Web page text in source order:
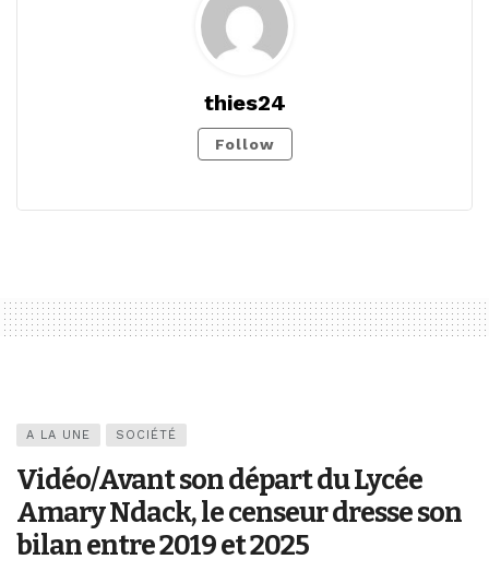
thies24
Follow
A LA UNE SOCIÉTÉ
Vidéo/Avant son départ du Lycée
Amary Ndack, le censeur dresse son
bilan entre 2019 et 2025